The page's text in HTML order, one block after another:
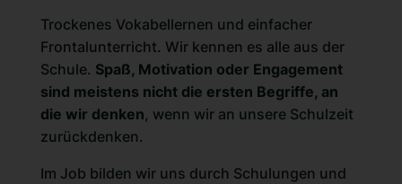
Trockenes Vokabellernen und einfacher
Frontalunterricht. Wir kennen es alle aus der
Schule. Spaß, Motivation oder Engagement
sind meistens nicht die ersten Begriffe, an
die wir denken, wenn wir an unsere Schulzeit
zurückdenken.
Im Job bilden wir uns durch Schulungen und